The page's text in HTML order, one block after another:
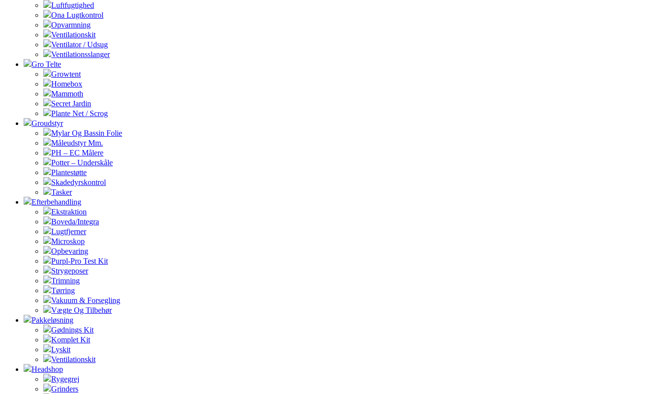
Luftfugtighed
Ona Lugtkontrol
Opvarmning
Ventilationskit
Ventilator / Udsug
Ventilationsslanger
Gro Telte
Growtent
Homebox
Mammoth
Secret Jardin
Plante Net / Scrog
Groudstyr
Mylar Og Bassin Folie
Måleudstyr Mm.
PH – EC Målere
Potter – Underskåle
Plantestøtte
Skadedyrskontrol
Tasker
Efterbehandling
Ekstraktion
Boveda/Integra
Lugtfjerner
Microskop
Opbevaring
Purpl-Pro Test Kit
Strygeposer
Trimning
Tørring
Vakuum & Forsegling
Vægte Og Tilbehør
Pakkeløsning
Gødnings Kit
Komplet Kit
Lyskit
Ventilationskit
Headshop
Rygegrej
Grinders